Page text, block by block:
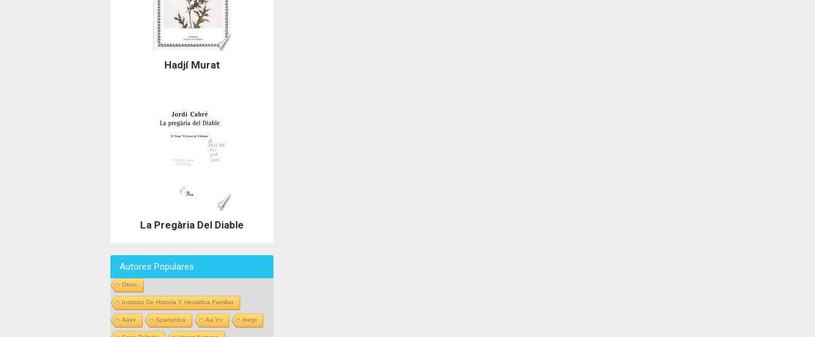
Hadjí Murat
La Pregària Del Diable
Autores Populares
Otros
Instituto De Historia Y Heraldica Familiar
Aavv Spanyolca Aa Vv Inegi